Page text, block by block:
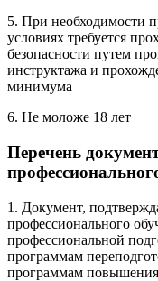
5. При необходимости
условиях требуется
безопасности путем
инструктажа и
минимума
6. Не моложе 18 лет
Перечень
1. Документ,
профессионального
профессиональной
программам
программам